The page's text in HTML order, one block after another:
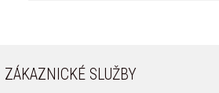
ZÁKAZNICKÉ SLUŽBY